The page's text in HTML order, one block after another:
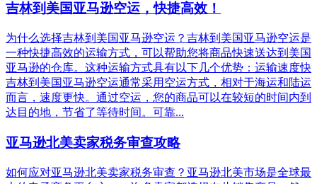
吉林到美国亚马逊空运，快捷高效！
为什么选择吉林到美国亚马逊空运？吉林到美国亚马逊空运是
一种快捷高效的运输方式，可以帮助您将商品快速送达到美国
亚马逊的仓库。这种运输方式具有以下几个优势：运输速度快
吉林到美国亚马逊空运通常采用空运方式，相对于海运和陆运
而言，速度更快。通过空运，您的商品可以在较短的时间内到
达目的地，节省了等待时间。可靠...
亚马逊北美卖家税务审查攻略
如何应对亚马逊北美卖家税务审查？亚马逊北美市场是全球最